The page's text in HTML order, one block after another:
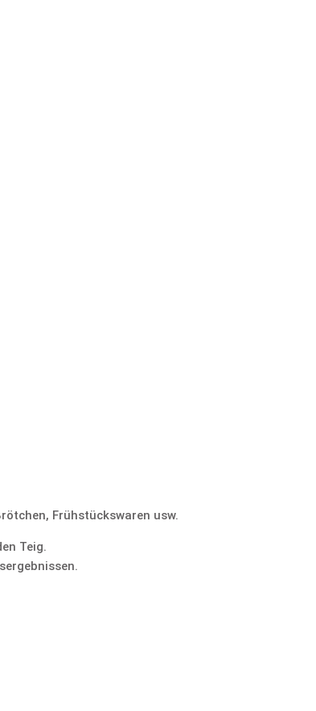
Frühstückswaren usw.
Teig.